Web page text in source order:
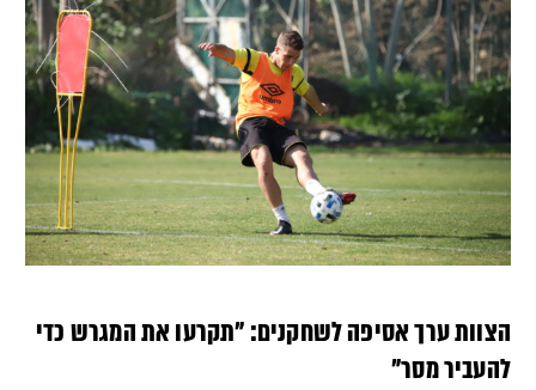
הצוות ערך אסיפה לשחקנים: "תקרעו את המגרש כדי
להעביר מסר"